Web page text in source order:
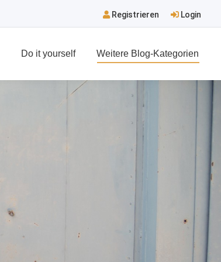
Registrieren Login
Do it yourself Weitere Blog-Kategorien